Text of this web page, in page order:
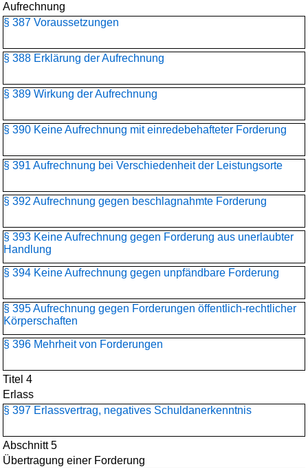
Aufrechnung
§ 387 Voraussetzungen
§ 388 Erklärung der Aufrechnung
§ 389 Wirkung der Aufrechnung
§ 390 Keine Aufrechnung mit einredebehafteter Forderung
§ 391 Aufrechnung bei Verschiedenheit der Leistungsorte
§ 392 Aufrechnung gegen beschlagnahmte Forderung
§ 393 Keine Aufrechnung gegen Forderung aus unerlaubter
Handlung
§ 394 Keine Aufrechnung gegen unpfändbare Forderung
§ 395 Aufrechnung gegen Forderungen öffentlich-rechtlicher
Körperschaften
§ 396 Mehrheit von Forderungen
Titel 4
Erlass
§ 397 Erlassvertrag, negatives Schuldanerkenntnis
Abschnitt 5
Übertragung einer Forderung